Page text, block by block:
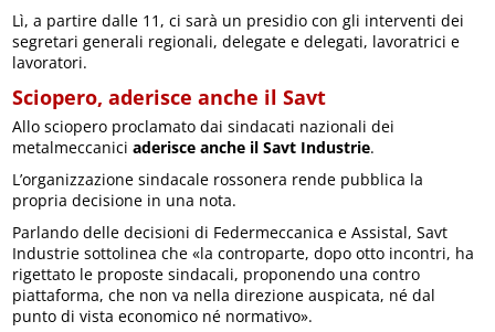
Lì, a partire dalle 11, ci sarà un presidio con gli interventi dei
segretari generali regionali, delegate e delegati, lavoratrici e
lavoratori.
Sciopero, aderisce anche il Savt
Allo sciopero proclamato dai sindacati nazionali dei
metalmeccaniciaderisce anche il Savt Industrie.
L’organizzazione sindacale rossonera rende pubblica la
propria decisione in una nota.
Parlando delle decisioni di Federmeccanica e Assistal, Savt
Industrie sottolinea che «la controparte, dopo otto incontri, ha
rigettato le proposte sindacali, proponendo una contro
piattaforma, che non va nella direzione auspicata, né dal
punto di vista economico né normativo».